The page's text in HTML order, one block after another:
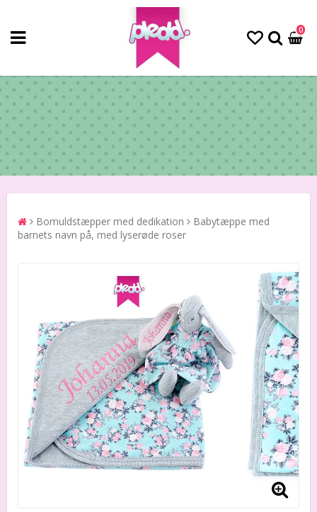
0
Bomuldstæpper med dedikation
Babytæppe med
barnets navn på, med lyserøde roser